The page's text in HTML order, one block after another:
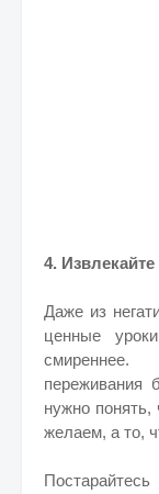
4.
Даже из
ценные
переживания
нужно понять,
желаем, а то,